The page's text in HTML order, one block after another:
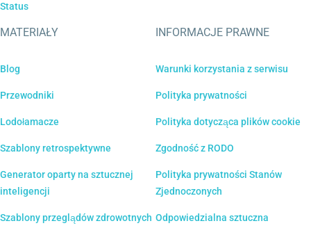
Status
MATERIAŁY
Blog
Przewodniki
Lodołamacze
Szablony retrospektywne
Generator oparty na sztucznej
inteligencji
Szablony przeglądów zdrowotnych
INFORMACJE PRAWNE
Warunki korzystania z serwisu
Polityka prywatności
Polityka dotycząca plików cookie
Zgodność z RODO
Polityka prywatności Stanów
Zjednoczonych
Odpowiedzialna sztuczna